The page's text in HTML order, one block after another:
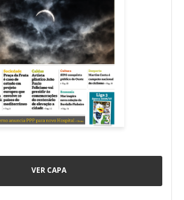
VER CAPA